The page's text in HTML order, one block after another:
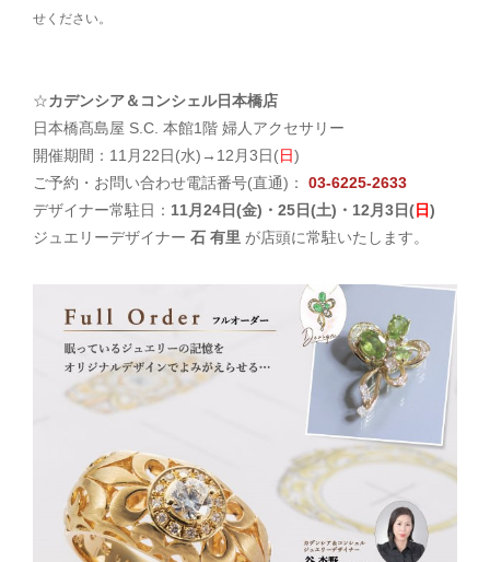
せください。
☆カデンシア＆コンシェル日本橋店
日本橋髙島屋 S.C. 本館1階 婦人アクセサリー
開催期間：11月22日(水)→12月3日(日)
ご予約・お問い合わせ電話番号(直通)： 03-6225-2633
デザイナー常駐日： 11月24日(金)・25日(土)・12月3日(日)
ジュエリーデザイナー 石 有里 が店頭に常駐いたします。